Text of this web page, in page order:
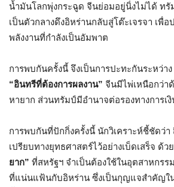
น้ำมันโลกพุ่งกระฉูด จีนย่อมอยู่นิ่งไม่ได้ ทรั
เป็นตัวกลางดึงอิหร่านกลับสู่โต๊ะเจรจา เพื่อ
พลังงานที่กำลังเป็นอัมพาต
การพบกันครั้งนี้ จึงเป็นการปะทะกันระหว่าง
“อินทรีที่ต้องการผลงาน” จีนมีไพ่เหนือกว่า
หายาก ส่วนทรัมป์มีอำนาจต่อรองทางการเ
การพบกันที่ปักกิ่งครั้งนี้ นักวิเคราะห์ชี้ชัดว่า
เปรียบทางยุทธศาสตร์ไว้อย่างเบ็ดเสร็จ ด้ว
ยาก” ที่สหรัฐฯ จำเป็นต้องใช้ในอุตสาหกร
ที่แน่นแฟ้นกับอิหร่าน ซึ่งเป็นกุญแจสำคัญใ